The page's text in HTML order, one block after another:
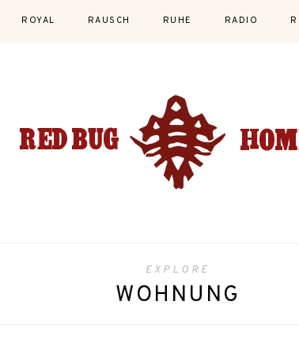
ROYAL RAUSCH RUHE RADIO
EXPLORE
WOHNUNG